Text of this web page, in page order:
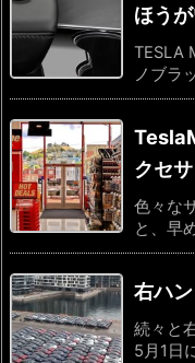
ほう
TESLA
ノブラ
クセ
色々な
と、早
右ハ
続々と
5月1日